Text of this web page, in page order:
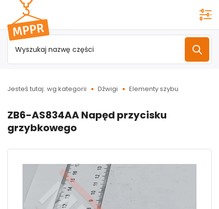
Przejdź do
menu
głównego
Jesteś tutaj: wg kategorii Dźwigi Elementy szybu
ZB6-AS834AA Napęd przycisku
grzybkowego